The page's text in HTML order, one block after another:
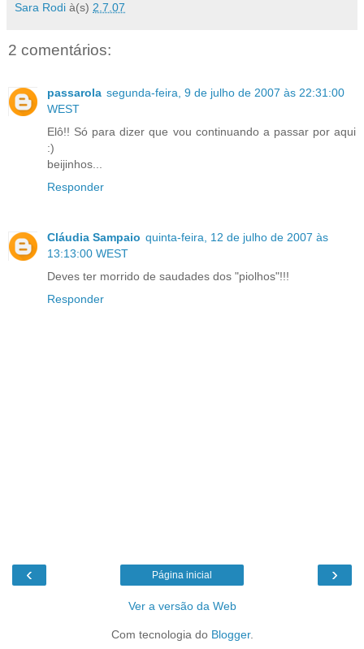
Sara Rodi à(s) 2.7.07
2 comentários:
passarola segunda-feira, 9 de julho de 2007 às 22:31:00
WEST
Elô!! Só para dizer que vou continuando a passar por aqui
:)
beijinhos...
Responder
Cláudia Sampaio quinta-feira, 12 de julho de 2007 às
13:13:00 WEST
Deves ter morrido de saudades dos "piolhos"!!!
Responder
‹ ›
Página inicial
Ver a versão da Web
Com tecnologia do Blogger.